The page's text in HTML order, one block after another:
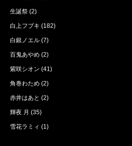
生誕祭 (2)
白上フブキ (182)
白銀ノエル (7)
百鬼あやめ (2)
紫咲シオン (41)
角巻わため (2)
赤井はあと (2)
輝夜 月 (35)
雪花ラミィ (1)